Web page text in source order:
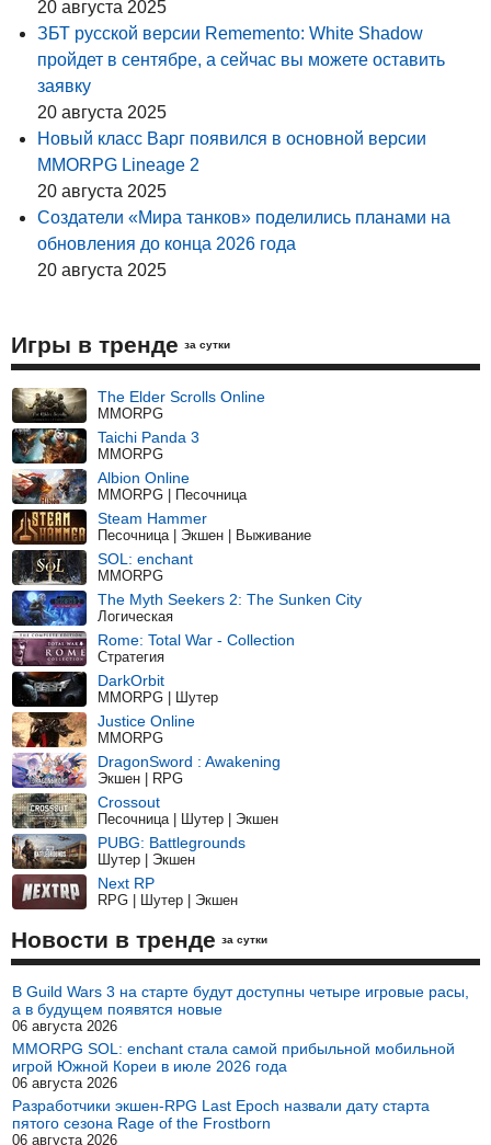
20 августа 2025
ЗБТ русской версии Rememento: White Shadow
пройдет в сентябре, а сейчас вы можете оставить
заявку
20 августа 2025
Новый класс Варг появился в основной версии
MMORPG Lineage 2
20 августа 2025
Создатели «Мира танков» поделились планами на
обновления до конца 2026 года
20 августа 2025
Игры в тренде за сутки
The Elder Scrolls Online
MMORPG
Taichi Panda 3
MMORPG
Albion Online
MMORPG | Песочница
Steam Hammer
Песочница | Экшен | Выживание
SOL: enchant
MMORPG
The Myth Seekers 2: The Sunken City
Логическая
Rome: Total War - Collection
Стратегия
DarkOrbit
MMORPG | Шутер
Justice Online
MMORPG
DragonSword : Awakening
Экшен | RPG
Crossout
Песочница | Шутер | Экшен
PUBG: Battlegrounds
Шутер | Экшен
Next RP
RPG | Шутер | Экшен
Новости в тренде за сутки
В Guild Wars 3 на старте будут доступны четыре игровые расы,
а в будущем появятся новые
06 августа 2026
MMORPG SOL: enchant стала самой прибыльной мобильной
игрой Южной Кореи в июле 2026 года
06 августа 2026
Разработчики экшен-RPG Last Epoch назвали дату старта
пятого сезона Rage of the Frostborn
06 августа 2026